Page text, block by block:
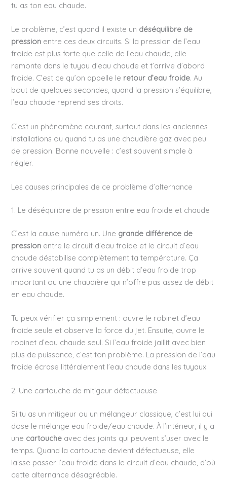
tu as ton eau chaude.
Le problème, c’est quand il existe un déséquilibre de
pression entre ces deux circuits. Si la pression de l’eau
froide est plus forte que celle de l’eau chaude, elle
remonte dans le tuyau d’eau chaude et t’arrive d’abord
froide. C’est ce qu’on appelle le retour d’eau froide. Au
bout de quelques secondes, quand la pression s’équilibre,
l’eau chaude reprend ses droits.
C’est un phénomène courant, surtout dans les anciennes
installations ou quand tu as une chaudière gaz avec peu
de pression. Bonne nouvelle : c’est souvent simple à
régler.
Les causes principales de ce problème d’alternance
1. Le déséquilibre de pression entre eau froide et chaude
C’est la cause numéro un. Une grande différence de
pression entre le circuit d’eau froide et le circuit d’eau
chaude déstabilise complètement ta température. Ça
arrive souvent quand tu as un débit d’eau froide trop
important ou une chaudière qui n’offre pas assez de débit
en eau chaude.
Tu peux vérifier ça simplement : ouvre le robinet d’eau
froide seule et observe la force du jet. Ensuite, ouvre le
robinet d’eau chaude seul. Si l’eau froide jaillit avec bien
plus de puissance, c’est ton problème. La pression de l’eau
froide écrase littéralement l’eau chaude dans les tuyaux.
2. Une cartouche de mitigeur défectueuse
Si tu as un mitigeur ou un mélangeur classique, c’est lui qui
dose le mélange eau froide/eau chaude. À l’intérieur, il y a
une cartouche avec des joints qui peuvent s’user avec le
temps. Quand la cartouche devient défectueuse, elle
laisse passer l’eau froide dans le circuit d’eau chaude, d’où
cette alternance désagréable.